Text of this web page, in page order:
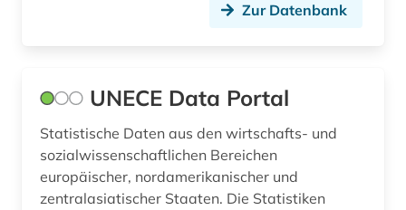
Zur Datenbank
UNECE Data Portal
Statistische Daten aus den wirtschafts- und
sozialwissenschaftlichen Bereichen
europäischer, nordamerikanischer und
zentralasiatischer Staaten. Die Statistiken